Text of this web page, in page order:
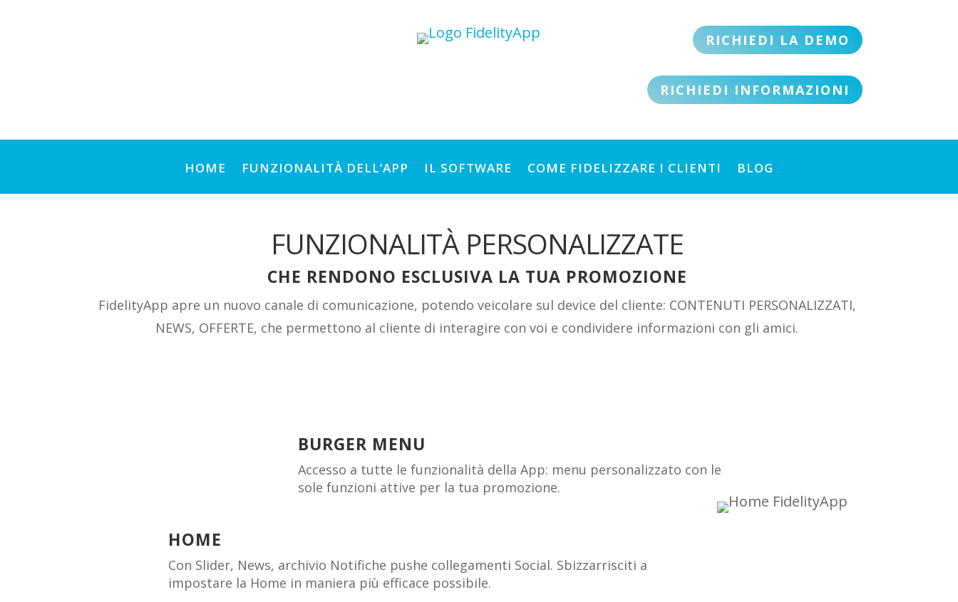
RICHIEDI LA DEMO
RICHIEDI INFORMAZIONI
HOME FUNZIONALITÀ DELL’APP IL SOFTWARE COME FIDELIZZARE I CLIENTI BLOG
FUNZIONALITÀ PERSONALIZZATE
CHE RENDONO ESCLUSIVA LA TUA PROMOZIONE
FidelityApp apre un nuovo canale di comunicazione, potendo veicolare sul device del cliente: CONTENUTI PERSONALIZZATI,
NEWS, OFFERTE, che permettono al cliente di interagire con voi e condividere informazioni con gli amici.
BURGER MENU
Accesso a tutte le funzionalità della App: menu personalizzato con le
sole funzioni attive per la tua promozione.
HOME
Con Slider, News, archivio Notifiche pushe collegamenti Social. Sbizzarrisciti a
impostare la Home in maniera più efficace possibile.